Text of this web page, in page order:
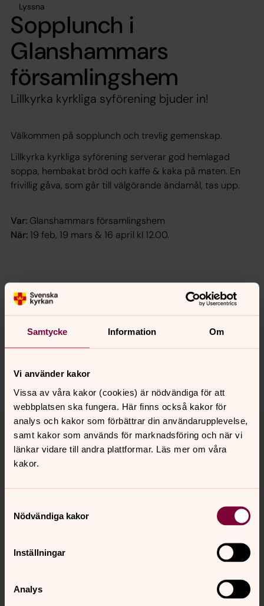
Samtycke Information Om
Vi använder kakor
Vissa av våra kakor (cookies) är nödvändiga för att
webbplatsen ska fungera. Här finns också kakor för
analys och kakor som förbättrar din användarupplevelse,
samt kakor som används för marknadsföring och när vi
länkar vidare till andra plattformar. Läs mer om våra
kakor.
Nödvändiga kakor
Inställningar
Analys
Lyssna
Sopplunch i
Glanshammars
församlingshem
Lillkyrka kyrkliga syförening bjuder in!
Välkommen på sopplunch och trevlig gemenskap.
Lillkyrka kyrkliga syförening serverar god hemlagad
soppa, hembakat bröd och kaffe & kaka på maten. En
frivillig gåva, som går till välgörande ändamål, tas upp.
Var: Glanshammars församlingshem
När: 19 feb, 19 mars & 16 april kl 12.00.
Senast ändrad 12 februari 2026
Synpunkter eller frågor på sidans
innehåll?
hovsta.pastorat@svenskakyrkan.se
Tillbaka till toppen
Tillbaka till innehållet
Kalender